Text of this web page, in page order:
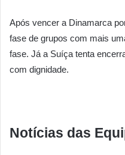
Após vencer a Dinamarca
fase de grupos com mais
fase. Já a Suíça tenta
com dignidade.
Notícias das